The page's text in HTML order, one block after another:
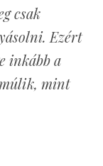
csak
Ezért
inkább a
múlik, mint